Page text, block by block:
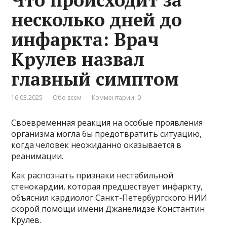
несколько дней до
инфаркта: Врач
Крулев назвал
главный симптом
16.03.2025 Обо всем Комментарии: 0
Своевременная реакция на особые проявления
организма могла бы предотвратить ситуацию,
когда человек неожиданно оказывается в
реанимации.
Как распознать признаки нестабильной
стенокардии, которая предшествует инфаркту,
объяснил кардиолог Санкт-Петербургского НИИ
скорой помощи имени Джанелидзе Константин
Крулев.